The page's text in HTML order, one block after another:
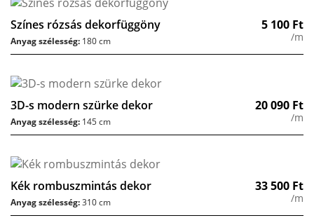
Színes rózsás dekorfüggöny 5 100 Ft
/m
Anyag szélesség: 180 cm
3D-s modern szürke dekor 20 090 Ft
/m
Anyag szélesség: 145 cm
Kék rombuszmintás dekor 33 500 Ft
/m
Anyag szélesség:310 cm